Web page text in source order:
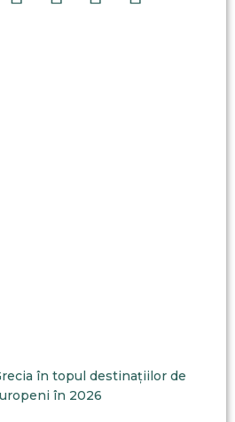
în topul destinațiilor de
în 2026